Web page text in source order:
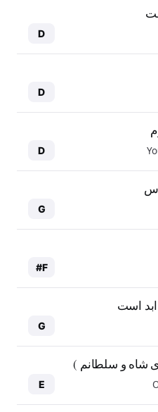
D
D
D
G
F#
ابد است
G
شاه و سلطانم )
E